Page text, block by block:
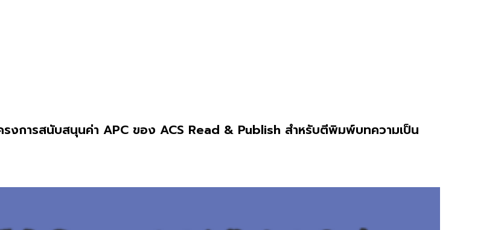
งการสนับสนุนค่า APC ของ ACS Read & Publish สำหรับตีพิมพ์บทความเป็น